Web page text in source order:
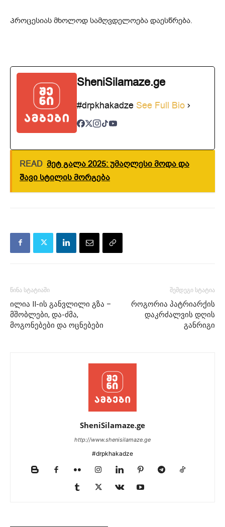
Პროცესიას მხოლოდ სამღვდელოება დაესწრება.
SheniSilamaze.ge
#drpkhakadze See Full Bio
READ მეტ გალა 2025: უმაღლესი მოდა და
შავი სტილის მორგება
წინა სტატიაში
ილია II-ის განვლილი გზა –
მშობლები, და-ძმა,
მოგონებები და ოცნებები
შემდეგი სტატია
როგორია პატრიარქის
დაკრძალვის დღის
განრიგი
SheniSilamaze.ge
http://www.shenisilamaze.ge
#drpkhakadze